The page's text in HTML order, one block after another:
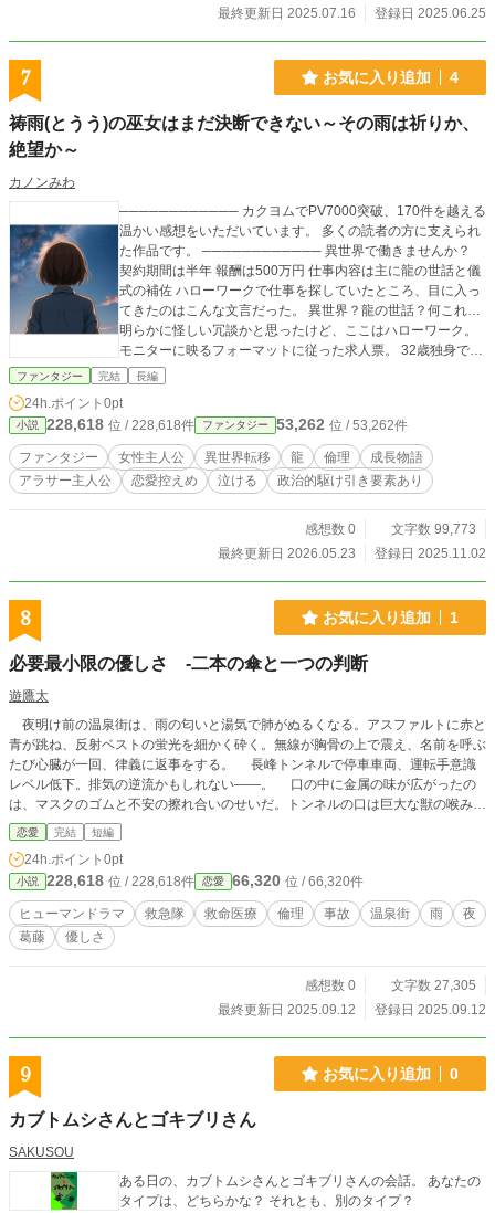
最終更新日 2025.07.16 登録日 2025.06.25
7 お気に入り追加 4
祷雨(とうう)の巫女はまだ決断できない～その雨は祈りか、
絶望か～
カノンみわ
──────────── カクヨムでPV7000突破、170件を越える
温かい感想をいただいています。 多くの読者の方に支えられ
た作品です。 ──────────── 異世界で働きませんか？
契約期間は半年 報酬は500万円 仕事内容は主に龍の世話と儀
式の補佐 ハローワークで仕事を探していたところ、目に入っ
てきたのはこんな文言だった。 異世界？龍の世話？何これ…
明らかに怪しい冗談かと思ったけど、ここはハローワーク。
モニターに映るフォーマットに従った求人票。 32歳独身で無
職の女に突然開かれた異世界への入り口。 こうして私は、龍
がやがて、祷雨(とうう)の巫女として自分の「声」が龍を揺さ
ぶる力を持つと知らされ、儀式・信仰・天災、そして日本政
府の思惑が絡み合う国家の命運に巻き込まれていく―― 雨を
呼ぶ神事「祷雨」を巡る、半年間の物語 スピンオフあり。
ファンタジー 完結 長編
24h.ポイント 0pt
小説 228,618 位 / 228,618件 ファンタジー 53,262 位 / 53,262件
ファンタジー 女性主人公 異世界転移 龍 倫理
成長物語
アラサー主人公
恋愛控えめ 泣ける 政治的駆け引き要素あり
感想数 0
文字数 99,773
最終更新日 2026.05.23
登録日 2025.11.02
8 お気に入り追加 1
必要最小限の優しさ -二本の傘と一つの判断
遊鷹太
夜明け前の温泉街は、雨の匂いと湯気で肺がぬるくなる。アスファルトに赤と
青が跳ね、反射ベストの蛍光を細かく砕く。無線が胸骨の上で震え、名前を呼ぶ
たび心臓が一回、律義に返事をする。 長峰トンネルで停車車両、運転手意識
レベル低下。排気の逆流かもしれない——。 口の中に金属の味が広がったの
は、マスクのゴムと不安の擦れ合いのせいだ。トンネルの口は巨大な獣の喉みた
いで、湿った冷気と排気が少しずつ吐き出されてくる。見えない火の匂いがす
る。一酸化炭素。目に見えないものほど、人は後回しにする。 私たちは“必要
最小限”を合言葉にしている。触れるのは脈と皮膚温、問うのは名前と痛みの場
所、渡すのは呼吸と止血だけ。余計な励ましは、時に判断を濁らせる。けれど、
手袋越しの鼓動だけは、どうしても嘘がつけない。 車内は曇った窓に外の雨
が滲み、運転席の男の顔色は紙のようだ。相棒が声をかける。「聞こえますか」
男は浅くうなずいた。排気口は潰れて、黒い煤がバンパーの下に濡れた線を作っ
ごとに層をなして、私の耳に順番を付けて落ちてくる。 酸素を当て、呼吸を
飼い慣らしていく。男の胸がわずかに高くなり、低くなる。私は数える。吸っ
細い道を作る。ここでは希望も数値になる。数えられるものだけが、いったんの
真実だ。 トンネルの奥から、遅れてパトのライトが滲んでくる。赤が壁に当
たって、濡れた岩肌の皺が一瞬だけ浮き彫りになる。その皺のどれかを、私は昔
知っている気がした。二本の傘の影。夜勤明けに並んで歩いた雨の朝。思い出
は、現場の匂いを嗅ぐと、勝手に箱を開ける。 「戻ろう」相棒が合図する。
が閉まり、世界は再び雨の音で満たされる。私は手袋を外す。指の皮膚に残った
体温が、雨に薄められて消えていく。 何かを助けるたび、何かを手放す。掟
のような均衡だ。私たちはその上で歩く。次の無線が鳴るまでのわずかな間、庁
恋愛 完結 短編
24h.ポイント 0pt
小説 228,618 位 / 228,618件 恋愛 66,320 位 / 66,320件
ヒューマンドラマ 救急隊 救命医療 倫理 事故 温泉街 雨
夜
葛藤
優しさ
感想数 0
文字数 27,305
最終更新日 2025.09.12
登録日 2025.09.12
9 お気に入り追加 0
カブトムシさんとゴキブリさん
SAKUSOU
ある日の、カブトムシさんとゴキブリさんの会話。 あなたの
タイプは、どちらかな？ それとも、別のタイプ？